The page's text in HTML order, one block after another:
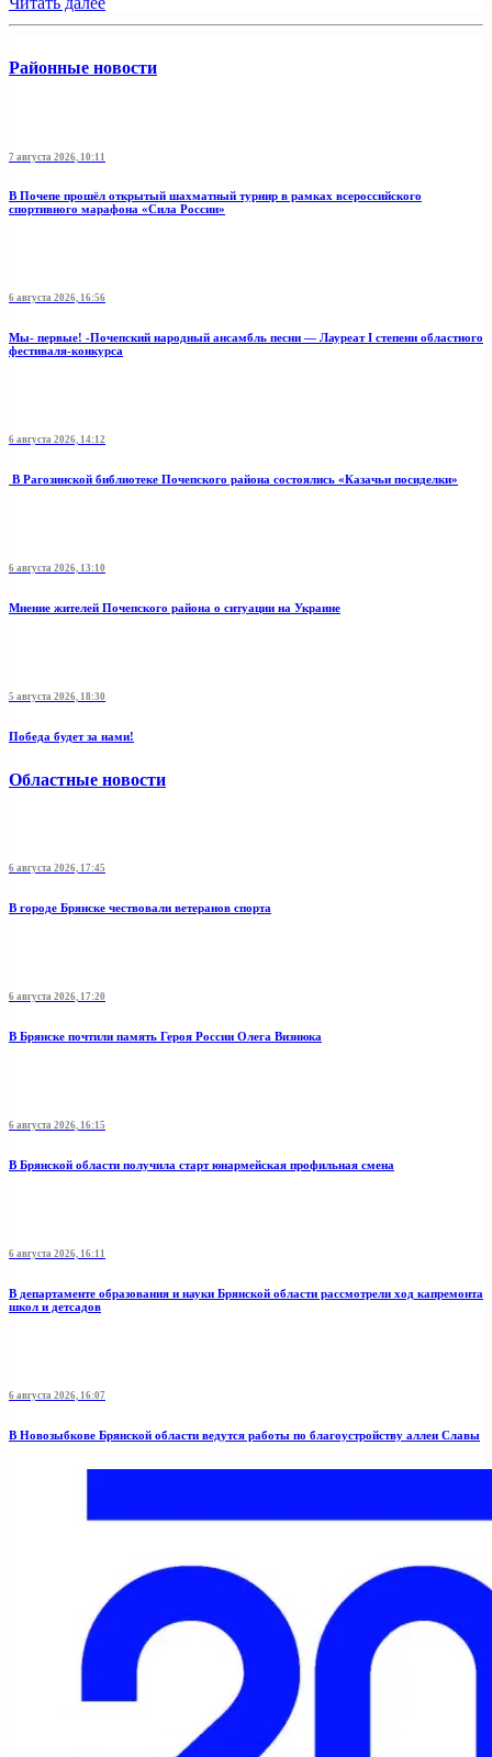
Районные новости
7 августа 2026, 10:11
В Почепе прошёл открытый шахматный турнир в рамках всероссийского
спортивного марафона «Сила России»
6 августа 2026, 16:56
Мы- первые! -Почепский народный ансамбль песни — Лауреат I степени областного
фестиваля-конкурса
6 августа 2026, 14:12
В Рагозинской библиотеке Почепского района состоялись «Казачьи посиделки»
6 августа 2026, 13:10
Мнение жителей Почепского района о ситуации на Украине
5 августа 2026, 18:30
Победа будет за нами!
Областные новости
6 августа 2026, 17:45
В городе Брянске чествовали ветеранов спорта
6 августа 2026, 17:20
В Брянске почтили память Героя России Олега Визнюка
6 августа 2026, 16:15
В Брянской области получила старт юнармейская профильная смена
6 августа 2026, 16:11
В департаменте образования и науки Брянской области рассмотрели ход капремонта
школ и детсадов
6 августа 2026, 16:07
В Новозыбкове Брянской области ведутся работы по благоустройству аллеи Славы